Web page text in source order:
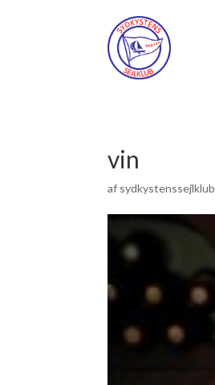
vin
af sydkystenssejlklub